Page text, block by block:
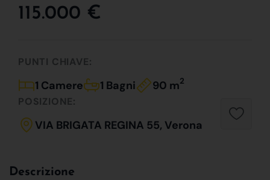
115.000 €
PUNTI CHIAVE:
1 Camere 1 Bagni 90 m2
POSIZIONE:
VIA BRIGATA REGINA 55, Verona
Descrizione